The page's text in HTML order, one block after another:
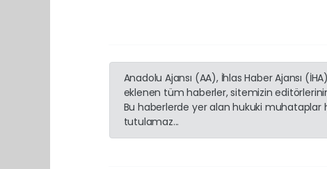
Anadolu Ajansı (AA), İhlas Haber Ajansı
eklenen tüm haberler, sitemizin
Bu haberlerde yer alan hukuki
tutulamaz...